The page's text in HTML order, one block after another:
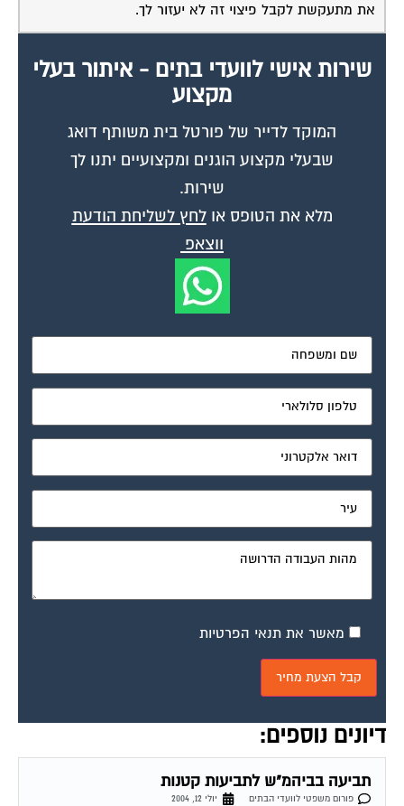
מקצוע
המוקד לדייר של פורטל בית משותף דואג
שבעלי מקצוע הוגנים ומקצועיים יתנו לך
שירות.
מלא את הטופס אולחץ לשליחת הודעת
ווצאפ
דיונים נוספים:
תביעה בביהמ"ש לתביעות קטנות
פורום משפטי לוועדי הבתים
יולי 12, 2004
בבניין קיימים מעל ל-5 דיירים החייבים מיסי ועד, האם ניתן לתבוע את כולם בתביעה